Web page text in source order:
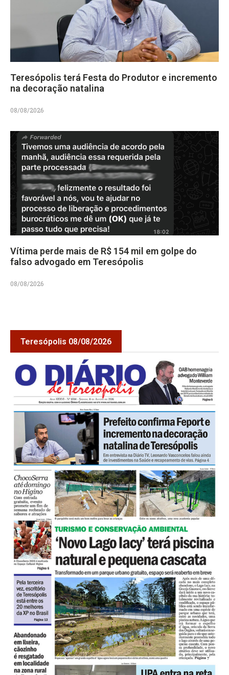
Teresópolis terá Festa do Produtor e incremento
na decoração natalina
08/08/2026
Vítima perde mais de R$ 154 mil em golpe do
falso advogado em Teresópolis
08/08/2026
Teresópolis 08/08/2026